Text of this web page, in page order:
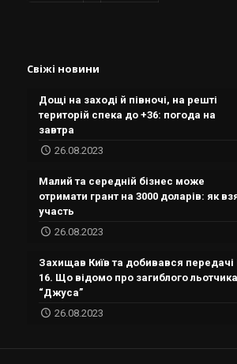
Свіжі новини
Дощі на заході й півночі, на решті
територій спека до +36: погода на
завтра
26.08.2023
Малий та середній бізнес може
отримати грант на 3000 доларів: як
участь
26.08.2023
Захищав Київ та добивався передачі
16. Що відомо про загиблого льотчика
“Джуса”
26.08.2023